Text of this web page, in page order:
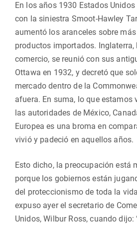
En los años 1930 Estados
con la siniestra Smoot-Hawley
aumentó los aranceles sobre
productos importados. Inglaterra,
comercio, se reunió con sus
Ottawa en 1932, y decretó que
mercado dentro de la
afuera. En suma, lo que estamos
las autoridades de México,
Europea es una broma en
vivió y padeció en aquellos años.
Esto dicho, la preocupación está
porque los gobiernos están
del proteccionismo de toda la
expuso ayer el secretario de
Unidos, Wilbur Ross, cuando dijo: